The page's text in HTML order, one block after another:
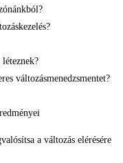
változásmenedzsmentet?